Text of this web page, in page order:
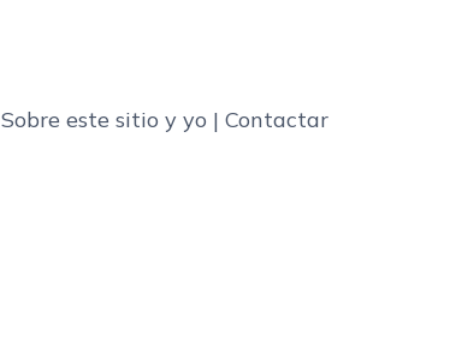
Sobre este sitio y yo | Contactar